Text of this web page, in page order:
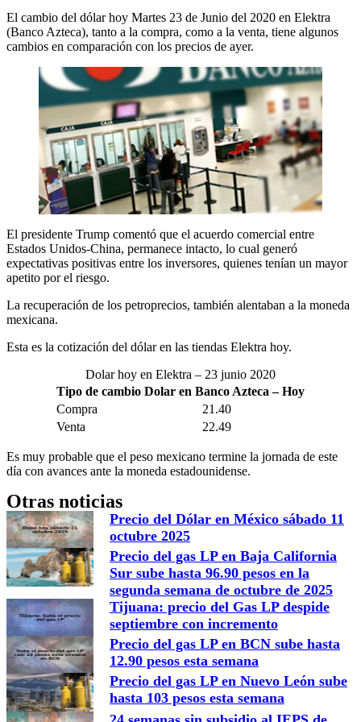
El cambio del dólar hoy Martes 23 de Junio del 2020 en Elektra
(Banco Azteca), tanto a la compra, como a la venta, tiene algunos
cambios en comparación con los precios de ayer.
El presidente Trump comentó que el acuerdo comercial entre
Estados Unidos-China, permanece intacto, lo cual generó
expectativas positivas entre los inversores, quienes tenían un mayor
apetito por el riesgo.
La recuperación de los petroprecios, también alentaban a la moneda
mexicana.
Esta es la cotización del dólar en las tiendas Elektra hoy.
Dolar hoy en Elektra – 23 junio 2020
Tipo de cambio Dolar en Banco Azteca – Hoy
Compra
21.40
Venta
22.49
Es muy probable que el peso mexicano termine la jornada de este
día con avances ante la moneda estadounidense.
Otras noticias
Precio del Dólar en México sábado 11
octubre 2025
Precio del gas LP en Baja California
Sur sube hasta 96.90 pesos en la
segunda semana de octubre de 2025
Tijuana: precio del Gas LP despide
septiembre con incremento
Precio del gas LP en BCN sube hasta
12.90 pesos esta semana
Precio del gas LP en Nuevo León sube
hasta 103 pesos esta semana